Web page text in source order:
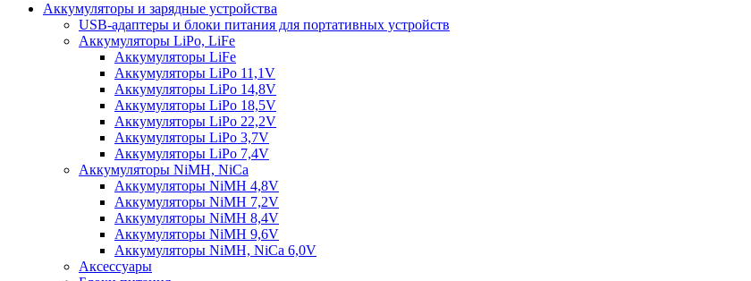
Аккумуляторы и зарядные устройства
USB-адаптеры и блоки питания для портативных устройств
Аккумуляторы LiPo, LiFe
Аккумуляторы LiFe
Аккумуляторы LiPo 11,1V
Аккумуляторы LiPo 14,8V
Аккумуляторы LiPo 18,5V
Аккумуляторы LiPo 22,2V
Аккумуляторы LiPo 3,7V
Аккумуляторы LiPo 7,4V
Аккумуляторы NiMH, NiCa
Аккумуляторы NiMH 4,8V
Аккумуляторы NiMH 7,2V
Аккумуляторы NiMH 8,4V
Аккумуляторы NiMH 9,6V
Аккумуляторы NiMH, NiCa 6,0V
Аксессуары